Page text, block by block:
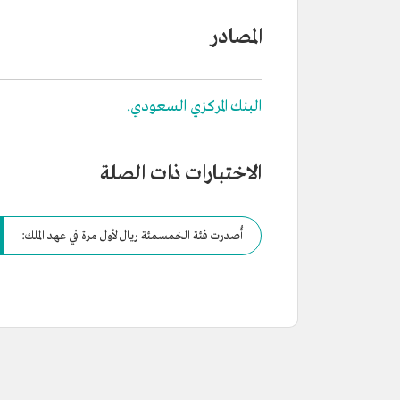
المصادر
البنك المركزي السعودي.
الاختبارات ذات الصلة
أُصدرت فئة الخمسمئة ريال لأول مرة في عهد الملك: